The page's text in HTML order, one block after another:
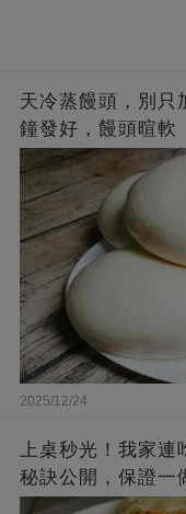
天冷蒸饅頭，別只
鐘發好，饅頭暄軟
2025/12/24
上桌秒光！我家
秘訣公開，保證一